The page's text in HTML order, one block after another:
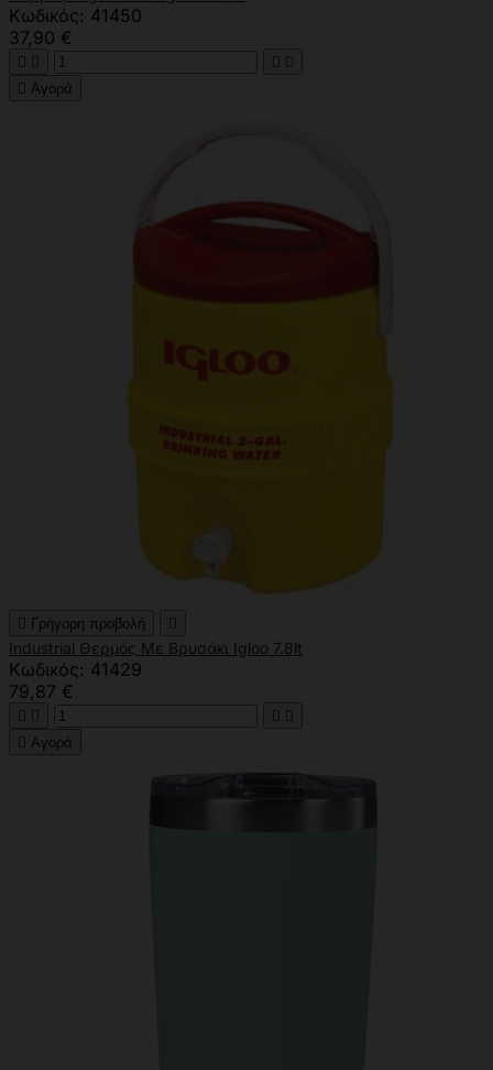
Κωδικός: 41450
37,90 €
   
 Αγορά
 Γρήγορη προβολή 
Industrial Θερμός Με Βρυσάκι Igloo 7.8lt
Κωδικός: 41429
79,87 €
   
 Αγορά